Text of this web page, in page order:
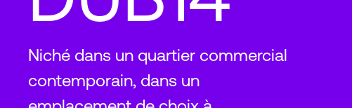
Niché dans un quartier commercial
contemporain, dans un